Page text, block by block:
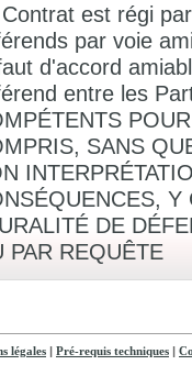
est régi
par voie
d'accord
entre les
SANS
DE
PAR REQUÊTE
légales Pré-requis techniques